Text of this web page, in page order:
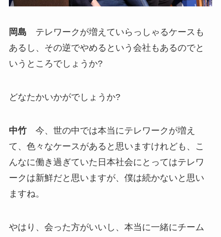
岡島 テレワークが増えていらっしゃるケースも
あるし、その逆でやめるという会社もあるのでと
いうところでしょうか?
どなたかいかがでしょうか?
中竹今、世の中では本当にテレワークが増え
て、色々なケースがあると思いますけれども、こ
んなに働き過ぎていた日本社会にとってはテレワ
ークは新鮮だと思いますが、僕は続かないと思い
ますね。
やはり、会った方がいいし、本当に一緒にチーム